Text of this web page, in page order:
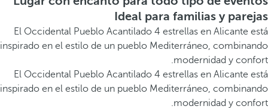
Ideal para familias y parejas
El Occidental Pueblo Acantilado 4 estrellas en Alicante está
inspirado en el estilo de un pueblo Mediterráneo, combinando
modernidad y confort.
El Occidental Pueblo Acantilado 4 estrellas en Alicante está
inspirado en el estilo de un pueblo Mediterráneo, combinando
modernidad y confort.